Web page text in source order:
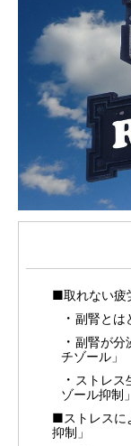
■取れない疲
副腎とは
副腎が分
チゾール」
ストレス
ゾール抑制
■ストレスに
抑制」